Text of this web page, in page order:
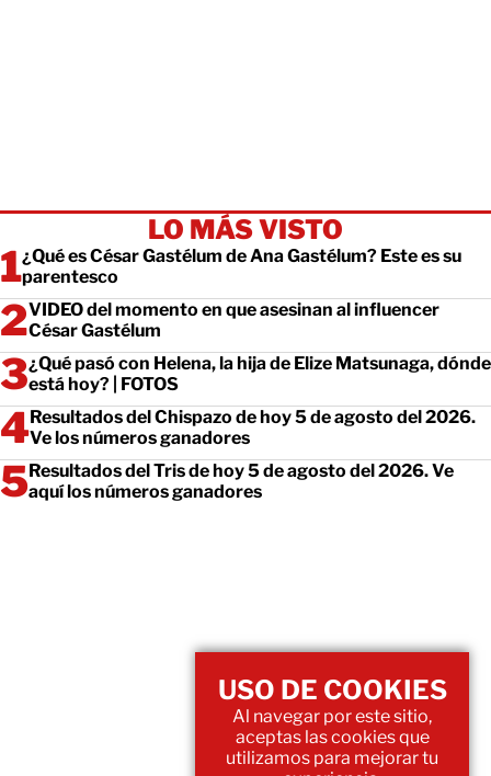
LO MÁS VISTO
¿Qué es César Gastélum de Ana Gastélum? Este es su
parentesco
VIDEO del momento en que asesinan al influencer
César Gastélum
¿Qué pasó con Helena, la hija de Elize Matsunaga, dónde
está hoy? | FOTOS
Resultados del Chispazo de hoy 5 de agosto del 2026.
Ve los números ganadores
Resultados del Tris de hoy 5 de agosto del 2026. Ve
aquí los números ganadores
USO DE COOKIES
Al navegar por este sitio,
aceptas las cookies que
utilizamos para mejorar tu